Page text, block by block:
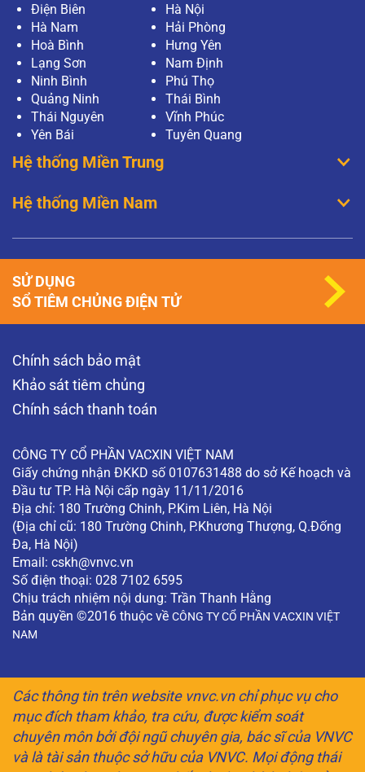
Điện Biên
Hà Nội
Hà Nam
Hải Phòng
Hoà Bình
Hưng Yên
Lạng Sơn
Nam Định
Ninh Bình
Phú Thọ
Quảng Ninh
Thái Bình
Thái Nguyên
Vĩnh Phúc
Yên Bái
Tuyên Quang
Hệ thống Miền Trung
Hệ thống Miền Nam
Chính sách bảo mật
Khảo sát tiêm chủng
Chính sách thanh toán
CÔNG TY CỔ PHẦN VACXIN VIỆT NAM
Giấy chứng nhận ĐKKD số 0107631488 do sở Kế hoạch và
Đầu tư TP. Hà Nội cấp ngày 11/11/2016
Địa chỉ: 180 Trường Chinh, P.Kim Liên, Hà Nội
(Địa chỉ cũ: 180 Trường Chinh, P.Khương Thượng, Q.Đống
Đa, Hà Nội)
Email: cskh@vnvc.vn
Số điện thoại: 028 7102 6595
Chịu trách nhiệm nội dung: Trần Thanh Hằng
Bản quyền ©2016 thuộc về CÔNG TY CỔ PHẦN VACXIN VIỆT
NAM
SỬ DỤNG
SỔ TIÊM CHỦNG ĐIỆN TỬ
Các thông tin trên website vnvc.vn chỉ phục vụ cho
mục đích tham khảo, tra cứu, được kiểm soát
chuyên môn bởi đội ngũ chuyên gia, bác sĩ của VNVC
và là tài sản thuộc sở hữu của VNVC. Mọi động thái